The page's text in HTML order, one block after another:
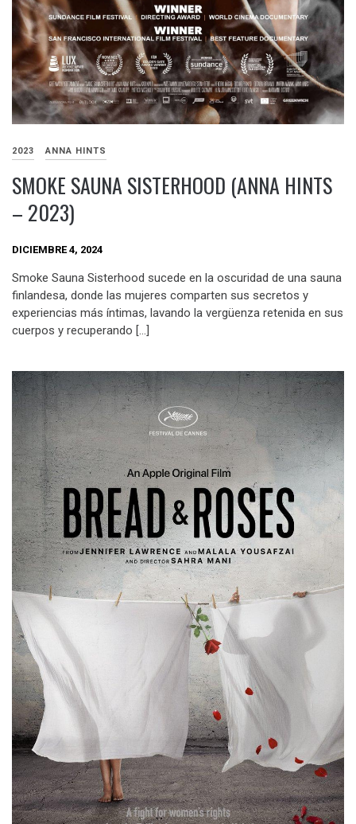
2023 ANNA HINTS
SMOKE SAUNA SISTERHOOD (ANNA HINTS
– 2023)
DICIEMBRE 4, 2024
Smoke Sauna Sisterhood sucede en la oscuridad de una sauna
finlandesa, donde las mujeres comparten sus secretos y
experiencias más íntimas, lavando la vergüenza retenida en sus
cuerpos y recuperando […]